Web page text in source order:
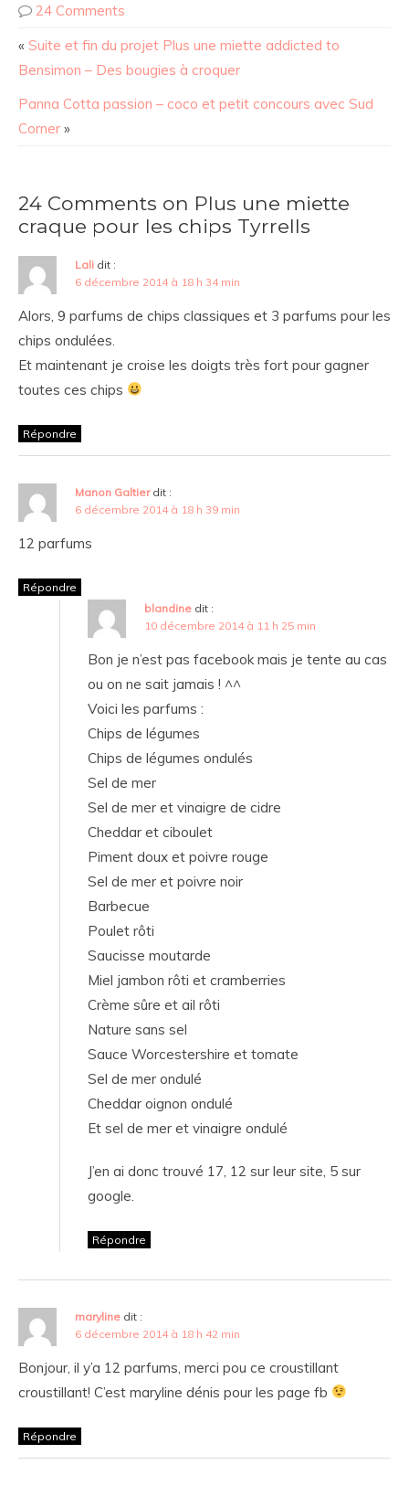
24 Comments
« Suite et fin du projet Plus une miette addicted to
Bensimon – Des bougies à croquer
Panna Cotta passion – coco et petit concours avec Sud
Corner »
24 Comments on Plus une miette
craque pour les chips Tyrrells
Lali dit :
6 décembre 2014 à 18 h 34 min
Alors, 9 parfums de chips classiques et 3 parfums pour les
chips ondulées.
Et maintenant je croise les doigts très fort pour gagner
toutes ces chips
Répondre
Manon Galtier dit :
6 décembre 2014 à 18 h 39 min
12 parfums
Répondre
blandine dit :
10 décembre 2014 à 11 h 25 min
Bon je n’est pas facebook mais je tente au cas
ou on ne sait jamais ! ^^
Voici les parfums :
Chips de légumes
Chips de légumes ondulés
Sel de mer
Sel de mer et vinaigre de cidre
Cheddar et ciboulet
Piment doux et poivre rouge
Sel de mer et poivre noir
Barbecue
Poulet rôti
Saucisse moutarde
Miel jambon rôti et cramberries
Crème sûre et ail rôti
Nature sans sel
Sauce Worcestershire et tomate
Sel de mer ondulé
Cheddar oignon ondulé
Et sel de mer et vinaigre ondulé
J’en ai donc trouvé 17, 12 sur leur site, 5 sur
google.
Répondre
maryline dit :
6 décembre 2014 à 18 h 42 min
Bonjour, il y’a 12 parfums, merci pou ce croustillant
croustillant! C’est maryline dénis pour les page fb
Répondre